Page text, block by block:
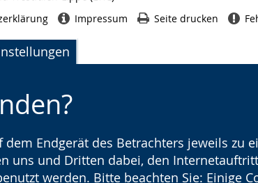
Endgerät des Betrachters jeweils zu
uns und Dritten dabei, den
werden. Bitte beachten Sie: Einige
Impressum Seite drucken